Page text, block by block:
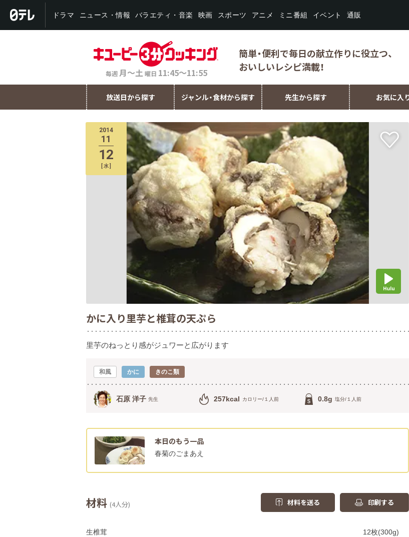
ドラマ ニュース・情報 バラエティ・音楽 映画 スポーツ アニメ ミニ番組 イベント 通販
毎週月～土 曜日 11:45～11:55
簡単・便利で毎日の献立作りに役立つ、
おいしいレシピ満載！
放送日から探す ジャンル・食材から探す 先生から探す お気に入
2014
11
12
水]
かに入り里芋と椎茸の天ぷら
里芋のねっとり感がジュワーと広がります
和風 かに きのこ類
石原 洋子 先生 257kcal カロリー/１人前 0.8g 塩分/１人前
本日のもう一品
春菊のごまあえ
材料 (4人分) 材料を送る 印刷する
生椎茸 12枚(300g)